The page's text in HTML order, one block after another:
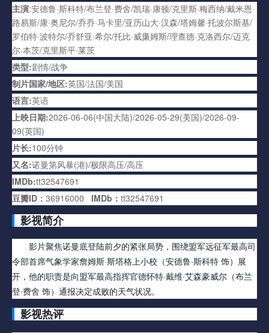
主演:安德鲁·斯科特/布兰登·费舍/凯瑞·康顿/克里斯·梅西纳/戴米恩·
路易斯/康·奥尼尔/乔乔·马卡里/亚历山大·汉森/塔姆馨·托波尔斯基/
罗伯特·波特尔/乔舒亚·希尔/托比·威廉姆斯/理查德·克洛西尔/迈克
尔·本茨/克里斯平·莱茨
类型:剧情/战争
制片国家/地区:英国/法国/美国
语言:英语
上映日期:2026-06-06(中国大陆)/2026-05-29(美国)/2026-09-
09(英国)
片长:100分钟
又名:诺曼第风暴(港)/极限高压/高压
IMDb:tt32547691
豆瓣ID： 36916000 IMDb： tt32547691
影视简介
影片聚焦诺曼底登陆前夕的紧张局势，围绕盟军远征军最高司
令部首席气象学家詹姆斯·斯塔格上小校（安德鲁·斯科特 饰）展
开，他的职责是向盟军最高指挥官德怀特·戴维·艾森豪威尔（布兰
登·费舍 饰）通报决定成败的天气状况。
影视热评